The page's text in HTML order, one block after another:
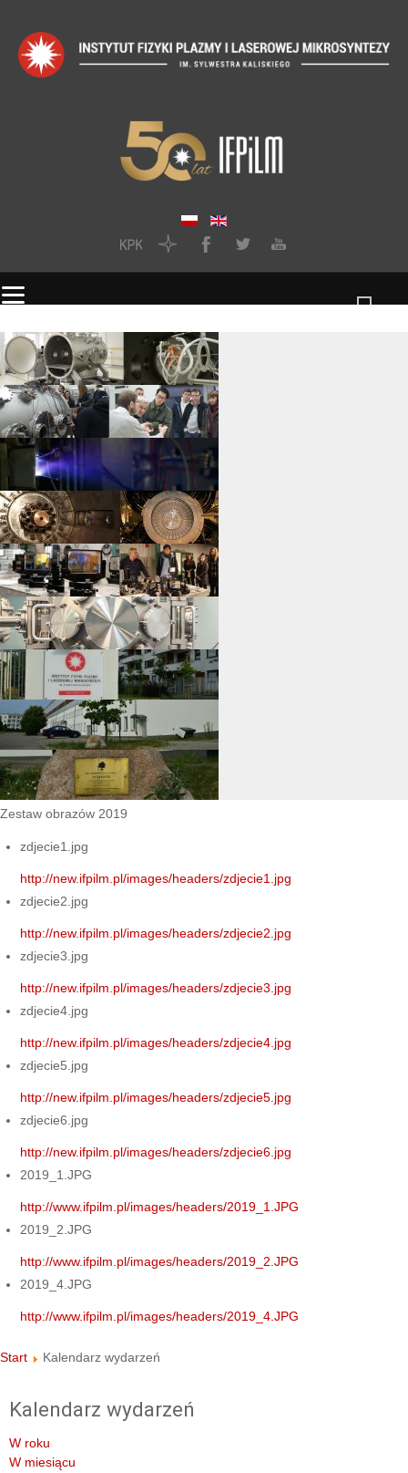
Zestaw obrazów 2019
zdjecie1.jpg
http://new.ifpilm.pl/images/headers/zdjecie1.jpg
zdjecie2.jpg
http://new.ifpilm.pl/images/headers/zdjecie2.jpg
zdjecie3.jpg
http://new.ifpilm.pl/images/headers/zdjecie3.jpg
zdjecie4.jpg
http://new.ifpilm.pl/images/headers/zdjecie4.jpg
zdjecie5.jpg
http://new.ifpilm.pl/images/headers/zdjecie5.jpg
zdjecie6.jpg
http://new.ifpilm.pl/images/headers/zdjecie6.jpg
2019_1.JPG
http://www.ifpilm.pl/images/headers/2019_1.JPG
2019_2.JPG
http://www.ifpilm.pl/images/headers/2019_2.JPG
2019_4.JPG
http://www.ifpilm.pl/images/headers/2019_4.JPG
Start Kalendarz wydarzeń
Kalendarz wydarzeń
W roku
W miesiącu